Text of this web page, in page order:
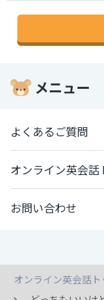
メニュー
よくあるご質問
オンライン英会
お問い合わせ
オンライン英会話ト